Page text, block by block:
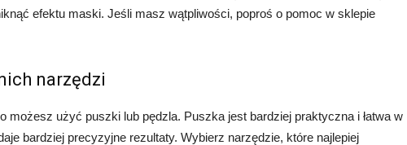
efektu maski. Jeśli masz wątpliwości, poproś o pomoc w sklepie
narzędzi
możesz użyć puszki lub pędzla. Puszka jest bardziej praktyczna i łatwa w
bardziej precyzyjne rezultaty. Wybierz narzędzie, które najlepiej